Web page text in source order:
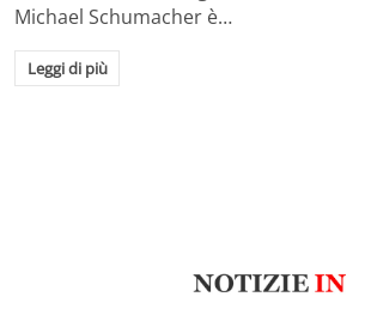
Michael Schumacher è…
Leggi di più